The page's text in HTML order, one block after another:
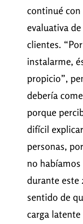
continué
evaluativa
clientes.
instalarme,
propicio”,
debería
porque
difícil
personas,
no
durante este
sentido de
carga